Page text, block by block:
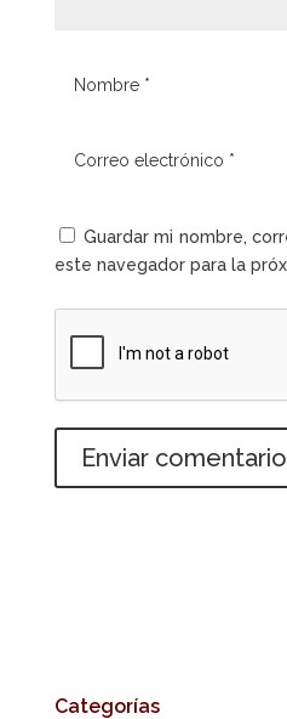
Guardar mi nombre,
este navegador para la
Categorías